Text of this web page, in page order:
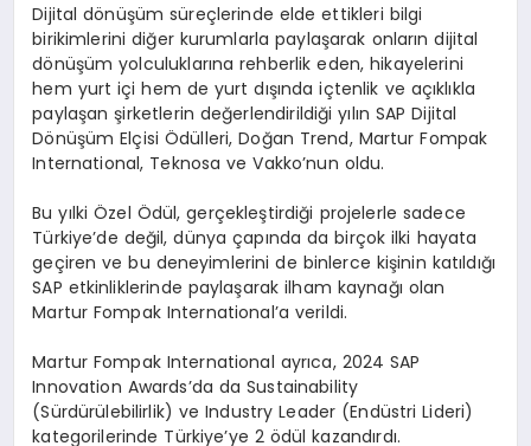
Dijital dönüşüm süreçlerinde elde ettikleri bilgi
birikimlerini diğer kurumlarla paylaşarak onların dijital
dönüşüm yolculuklarına rehberlik eden, hikayelerini
hem yurt içi hem de yurt dışında içtenlik ve açıklıkla
paylaşan şirketlerin değerlendirildiği yılın SAP Dijital
Dönüşüm Elçisi Ödülleri, Doğan Trend, Martur Fompak
International, Teknosa ve Vakko’nun oldu.
Bu yılki Özel Ödül, gerçekleştirdiği projelerle sadece
Türkiye’de değil, dünya çapında da birçok ilki hayata
geçiren ve bu deneyimlerini de binlerce kişinin katıldığı
SAP etkinliklerinde paylaşarak ilham kaynağı olan
Martur Fompak International’a verildi.
Martur Fompak International ayrıca, 2024 SAP
Innovation Awards’da da Sustainability
(Sürdürülebilirlik) ve Industry Leader (Endüstri Lideri)
kategorilerinde Türkiye’ye 2 ödül kazandırdı.